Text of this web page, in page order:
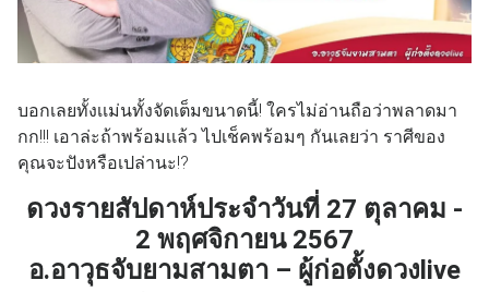
บอกเลยทั้งเเม่นทั้งจัดเต็มขนาดนี้! ใครไม่อ่านถือว่าพลาดมา
กก!!! เอาล่ะถ้าพร้อมเเล้ว ไปเช็คพร้อมๆ กันเลยว่า ราศีของ
คุณจะปังหรือเปล่านะ!?
ดวงรายสัปดาห์ประจำวันที่ 27 ตุลาคม -
2 พฤศจิกายน 2567
อ.อาวุธจับยามสามตา – ผู้ก่อตั้งดวงlive